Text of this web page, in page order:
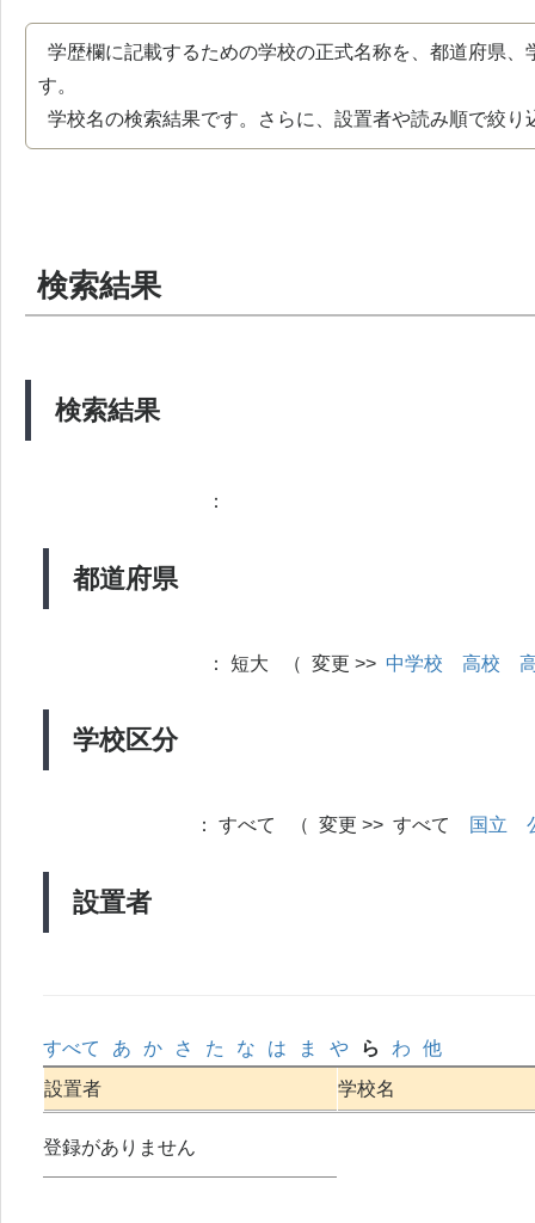
学歴欄に記載するための学校の正式名称を、都道府県
す。
学校名の検索結果です。さらに、設置者や読み順で絞り
検索結果
検索結果
都道府県
：
学校区分
： 短大 （ 変更 >> 中学校 高校
設置者
： すべて （ 変更 >> すべて 国立
すべて あ か さ た な は ま や ら わ
他
設置者
学校名
登録がありません